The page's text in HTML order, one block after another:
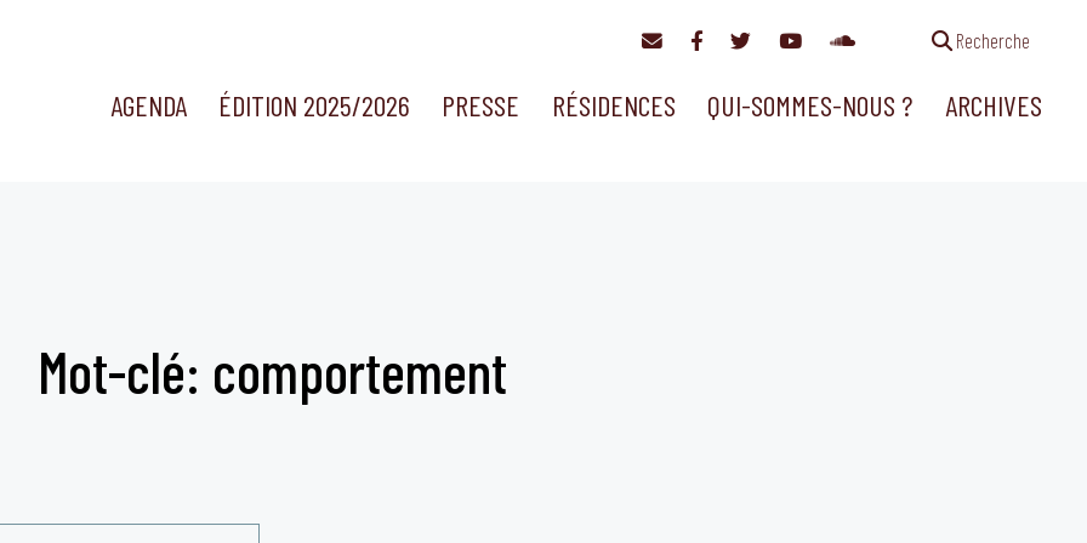
Recherche
AGENDA ÉDITION 2025/2026 PRESSE RÉSIDENCES QUI-SOMMES-NOUS ? ARCHIVES
Mot-clé: comportement